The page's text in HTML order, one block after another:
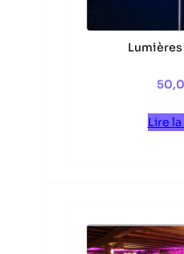
Lire